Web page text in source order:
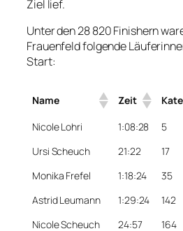
Ziel lief.
Unter den 28 820 Finishern
Frauenfeld folgende
Start:
Name Zeit
Nicole Lohri
1:08:28 5
Ursi Scheuch
21:22 17
Monika Frefel
1:18:24 35
Astrid Leumann
1:29:24 142
Nicole Scheuch
24:57 164